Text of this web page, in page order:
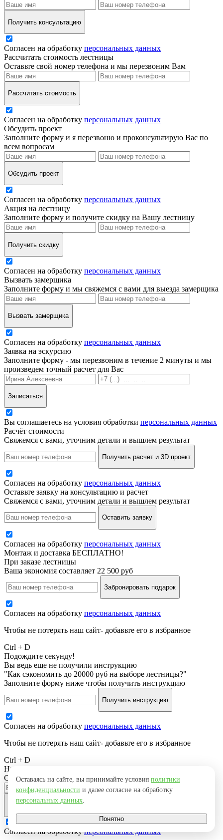
Получить консультацию
Согласен на обработку персональных данных
Рассчитать стоимость лестницы
Оставьте свой номер телефона и мы перезвоним Вам
Рассчитать стоимость
Согласен на обработку персональных данных
Обсудить проект
Заполните форму и я перезвоню и проконсультирую Вас по
всем вопросам
Обсудить проект
Согласен на обработку персональных данных
Акция на лестницу
Заполните форму и получите скидку на Вашу лестницу
Получить скидку
Согласен на обработку персональных данных
Вызвать замерщика
Заполните форму и мы свяжемся с вами для выезда замерщика
Вызвать замерщика
Согласен на обработку персональных данных
Заявка на эскурсию
Заполните форму - мы перезвоним в течение 2 минуты и мы
произведем точный расчет для Вас
Записаться
Вы соглашаетесь на условия обработки персональных данных
Расчёт стоимости
Свяжемся с вами, уточним детали и вышлем результат
Получить расчет и 3D проект
Согласен на обработку персональных данных
Оставьте заявку на консультацию и расчет
Свяжемся с вами, уточним детали и вышлем результат
Оставить заявку
Согласен на обработку персональных данных
Монтаж и доставка БЕСПЛАТНО!
При заказе лестницы
Ваша экономия составляет 22 500 руб
Забронировать подарок
Согласен на обработку персональных данных
Чтобы не потерять наш сайт- добавьте его в избранное
Ctrl + D
Подождите секунду!
Вы ведь еще не получили инструкцию
"Как сэкономить до 20000 руб на выборе лестницы?"
Заполните форму ниже чтобы получить инструкцию
Получить инструкцию
Согласен на обработку персональных данных
Чтобы не потерять наш сайт- добавьте его в избранное
Ctrl + D
Нужна похожая лестница
Свяжемся с вами, уточним детали и вышлем результат
Оставить заявку
Согласен на обработкуперсональных данных
Оставаясь на сайте, вы принимайте условия политики
конфиденциальности и далее согласие на обработку
персональных данных.
Понятно